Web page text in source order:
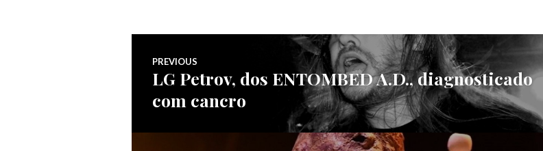
Navegação
de
artigos
PREVIOUS
Previous
post:
LG Petrov, dos ENTOMBED A.D., diagnosticado
com cancro